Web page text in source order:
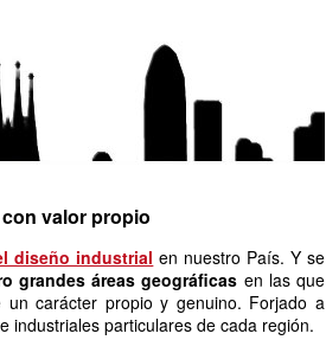
valor propio
diseño industrial en nuestro País. Y se
grandes áreas geográficas en las que
carácter propio y genuino. Forjado a
industriales particulares de cada región.